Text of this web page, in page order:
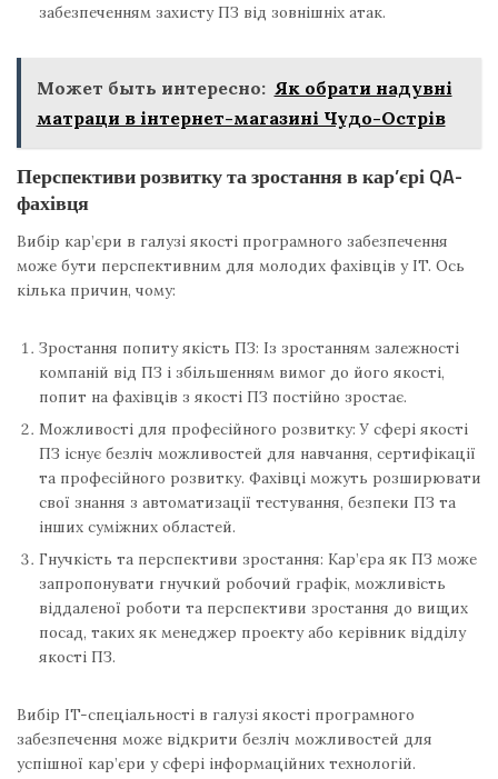
забезпеченням захисту ПЗ від зовнішніх атак.
Может быть интересно: Як обрати надувні
матраци в інтернет-магазині Чудо-Острів
Перспективи розвитку та зростання в кар’єрі QA-
фахівця
Вибір кар’єри в галузі якості програмного забезпечення
може бути перспективним для молодих фахівців у IT. Ось
кілька причин, чому:
Зростання попиту якість ПЗ: Із зростанням залежності
компаній від ПЗ і збільшенням вимог до його якості,
попит на фахівців з якості ПЗ постійно зростає.
Можливості для професійного розвитку: У сфері якості
ПЗ існує безліч можливостей для навчання, сертифікації
та професійного розвитку. Фахівці можуть розширювати
свої знання з автоматизації тестування, безпеки ПЗ та
інших суміжних областей.
Гнучкість та перспективи зростання: Кар’єра як ПЗ може
запропонувати гнучкий робочий графік, можливість
віддаленої роботи та перспективи зростання до вищих
посад, таких як менеджер проекту або керівник відділу
якості ПЗ.
Вибір IT-спеціальності в галузі якості програмного
забезпечення може відкрити безліч можливостей для
успішної кар’єри у сфері інформаційних технологій.